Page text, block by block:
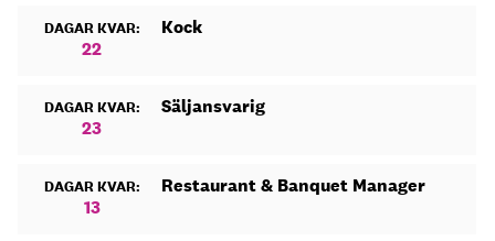
DAGAR KVAR:
22
Kock
DAGAR KVAR:
23
Säljansvarig
DAGAR KVAR:
13
Restaurant & Banquet Manager